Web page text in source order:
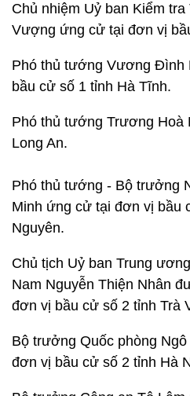
Chủ nhiệm Uỷ ban Kiểm
Vượng ứng cử tại đơn vị
Phó thủ tướng Vương Đình
bầu cử số 1 tỉnh Hà Tĩnh.
Phó thủ tướng Trương Hoà
Long An.
Phó thủ tướng - Bộ trưởng
Minh ứng cử tại đơn vị bầu
Nguyên.
Chủ tịch Uỷ ban Trung
Nam Nguyễn Thiện Nhân
đơn vị bầu cử số 2 tỉnh Trà
Bộ trưởng Quốc phòng
đơn vị bầu cử số 2 tỉnh Hà